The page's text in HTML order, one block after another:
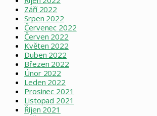
Září 2022
Srpen 2022
Červenec 2022
Červen 2022
Květen 2022
Duben 2022
Březen 2022
Únor 2022
Leden 2022
Prosinec 2021
Listopad 2021
Říjen 2021